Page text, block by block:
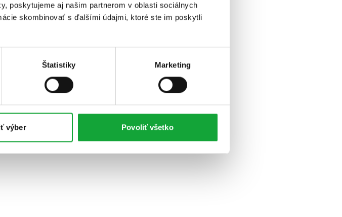
poskytujeme aj našim partnerom v oblasti sociálnych
skombinovať s ďalšími údajmi, ktoré ste im poskytli
Štatistiky Marketing
výber Povoliť všetko